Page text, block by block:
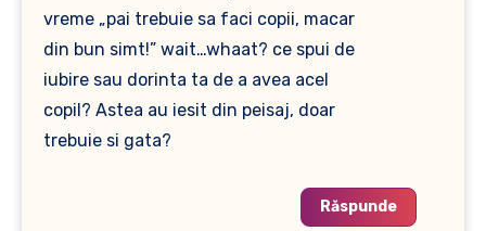
vreme „pai trebuie sa faci copii, macar
din bun simt!” wait…whaat? ce spui de
iubire sau dorinta ta de a avea acel
copil? Astea au iesit din peisaj, doar
trebuie si gata?
Răspunde